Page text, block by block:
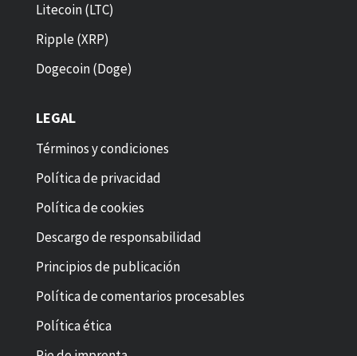
Litecoin (LTC)
Ripple (XRP)
Dogecoin (Doge)
LEGAL
Términos y condiciones
Política de privacidad
Política de cookies
Descargo de responsabilidad
Principios de publicación
Política de comentarios procesables
Política ética